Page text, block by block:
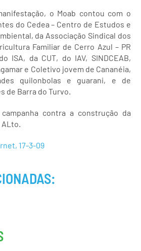
o Moab contou com o
do Cedea – Centro de Estudos e
da Associação Sindical dos
Familiar de Cerro Azul – PR
ISA, da CUT, do IAV, SINDCEAB,
e Coletivo jovem de Cananéia,
quilonbolas e guarani, e de
de Barra do Turvo.
contra a construção da
17-3-09